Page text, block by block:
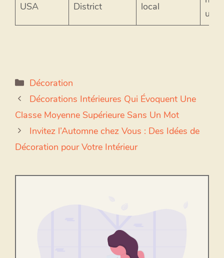
USA District local
Catégories
Décoration
Décorations Intérieures Qui Évoquent Une
Classe Moyenne Supérieure Sans Un Mot
Invitez l’Automne chez Vous : Des Idées de
Décoration pour Votre Intérieur